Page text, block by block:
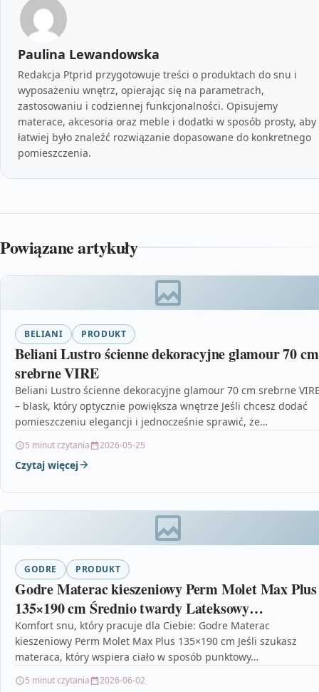
Paulina Lewandowska
Redakcja Ptprid przygotowuje treści o produktach do snu i
wyposażeniu wnętrz, opierając się na parametrach,
zastosowaniu i codziennej funkcjonalności. Opisujemy
materace, akcesoria oraz meble i dodatki w sposób prosty, aby
łatwiej było znaleźć rozwiązanie dopasowane do konkretnego
pomieszczenia.
Powiązane artykuły
BELIANI PRODUKT
Beliani Lustro ścienne dekoracyjne glamour 70 cm
srebrne VIRE
Beliani Lustro ścienne dekoracyjne glamour 70 cm srebrne
– blask, który optycznie powiększa wnętrze Jeśli chcesz dodać
pomieszczeniu elegancji i jednocześnie sprawić, że…
5 minut czytania 2026-05-25
Czytaj więcej
GODRE PRODUKT
Godre Materac kieszeniowy Perm Molet Max Plus
135×190 cm Średnio twardy Lateksowy
dwustronny H2
Komfort snu, który pracuje dla Ciebie: Godre Materac
kieszeniowy Perm Molet Max Plus 135×190 cm Jeśli szukasz
materaca, który wspiera ciało w sposób punktowy…
5 minut czytania 2026-06-02